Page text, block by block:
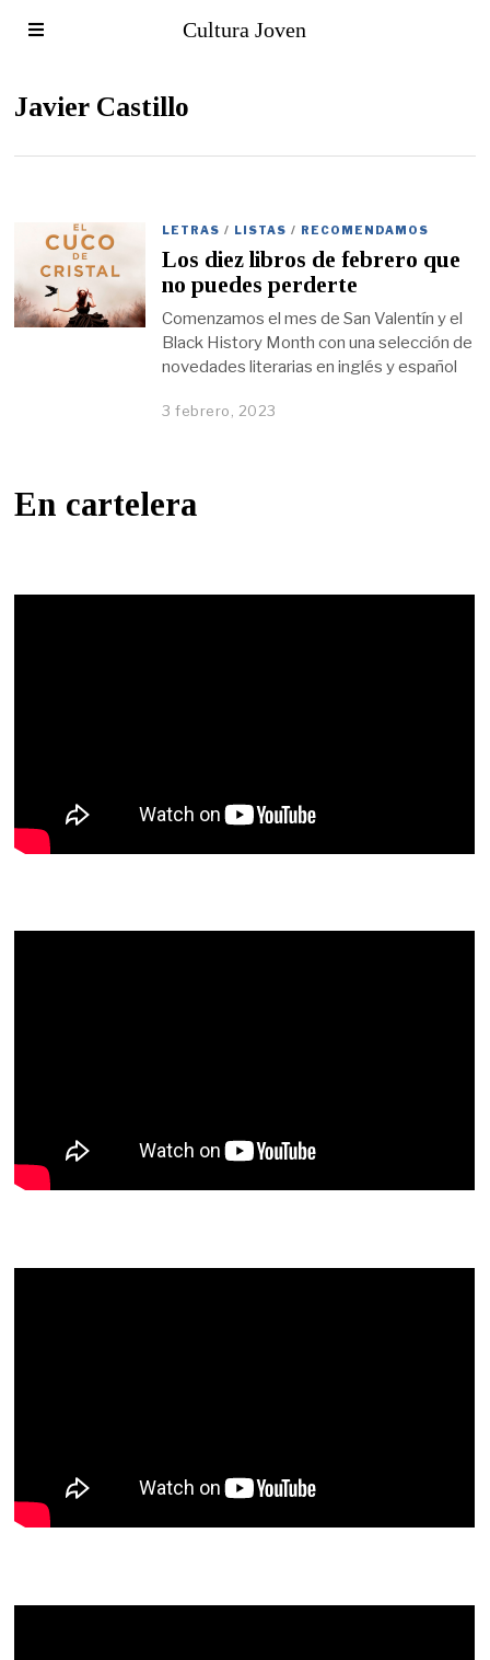
Cultura Joven
Javier Castillo
LETRAS / LISTAS / RECOMENDAMOS
Los diez libros de febrero que
no puedes perderte
Comenzamos el mes de San Valentín y el
Black History Month con una selección de
novedades literarias en inglés y español
3 febrero, 2023
En cartelera